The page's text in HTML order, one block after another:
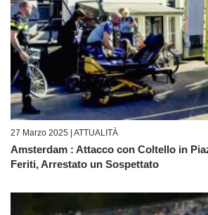
27 Marzo 2025 | ATTUALITÀ
Amsterdam : Attacco con Coltello in
Feriti, Arrestato un Sospettato